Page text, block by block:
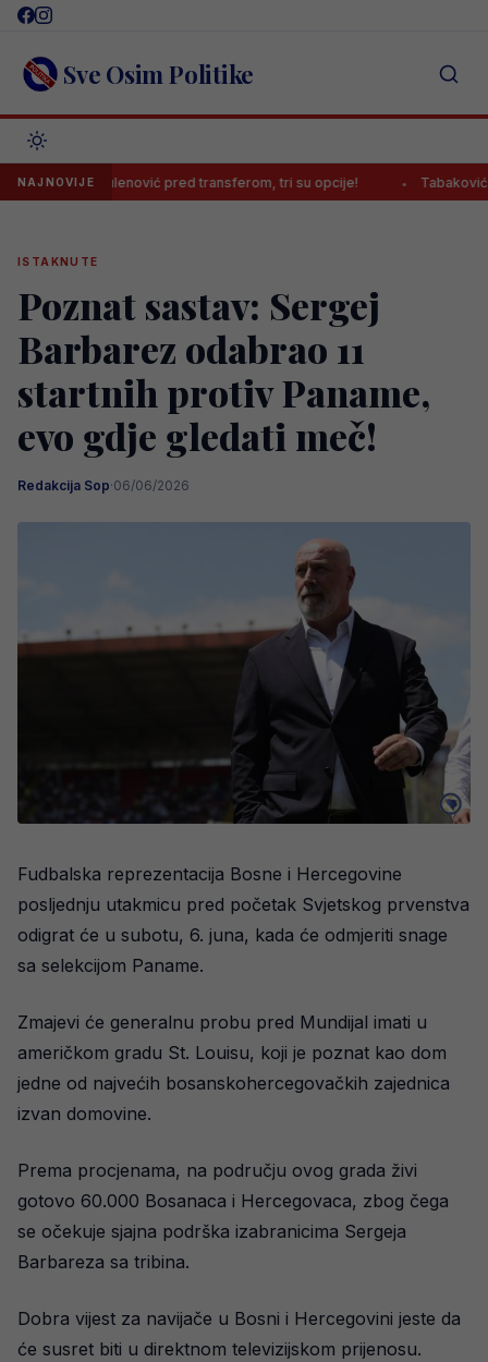
Skip
content Sve Osim Politike
NAJNOVIJE
Kulenović pred transferom, tri su opcije! Tabaković
ISTAKNUTE
Poznat sastav: Sergej
Barbarez odabrao 11
startnih protiv Paname,
evo gdje gledati meč!
Redakcija Sop·06/06/2026
Fudbalska reprezentacija Bosne i Hercegovine
posljednju utakmicu pred početak Svjetskog prvenstva
odigrat će u subotu, 6. juna, kada će odmjeriti snage
sa selekcijom Paname.
Zmajevi će generalnu probu pred Mundijal imati u
američkom gradu St. Louisu, koji je poznat kao dom
jedne od najvećih bosanskohercegovačkih zajednica
izvan domovine.
Prema procjenama, na području ovog grada živi
gotovo 60.000 Bosanaca i Hercegovaca, zbog čega
se očekuje sjajna podrška izabranicima Sergeja
Barbareza sa tribina.
Dobra vijest za navijače u Bosni i Hercegovini jeste da
će susret biti u direktnom televizijskom prijenosu.